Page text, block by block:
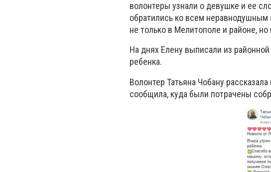
волонтеры узнали о девушке и ее
обратились ко всем
не только в Мелитополе и районе, но
На днях Елену выписали из
ребенка.
Волонтер Татьяна Чобану
сообщила, куда были потрачены